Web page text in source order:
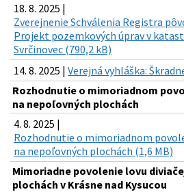
18. 8. 2025 |
Zverejnenie Schválenia Registra
Projekt pozemkových úprav v
Svrčinovec (790,2 kB)
14. 8. 2025 | Verejná vyhláška:
Rozhodnutie o mimoriadnom
na nepoľovných plochách
4. 8. 2025 |
Rozhodnutie o mimoriadnom
na nepoľovných plochách (1,6 MB)
Mimoriadne povolenie lovu
plochách v Krásne nad Kysucou